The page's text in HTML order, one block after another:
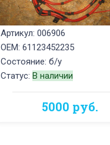
Артикул: 006906
OEM: 61123452235
Состояние: б/у
Статус: В наличии
5000 руб.